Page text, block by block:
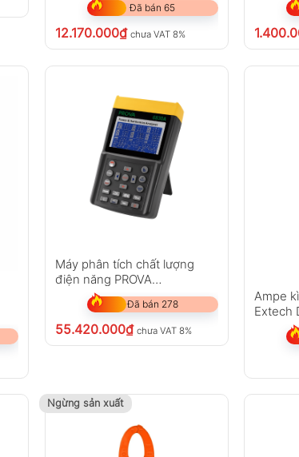
Đã bán 65
12.170.000₫ chưa VAT 8%
Máy phân tích chất lượng
điện năng PROVA
6830A+3006 (6000A)
Đã bán 278
55.420.000₫ chưa VAT 8%
Ampe
Extech
Ngừng sản xuất